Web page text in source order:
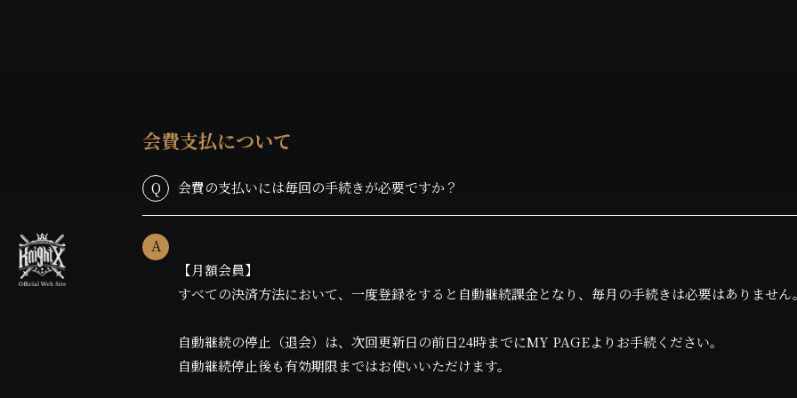
会費支払について
Q 会費の支払いには毎回の手続きが必要ですか？
A
【月額会員】
すべての決済方法において、一度登録をすると自動継続課金となり、毎月の手続きは必要はありません
自動継続の停止（退会）は、次回更新日の前日24時までにMY PAGEよりお手続ください。
自動継続停止後も有効期限まではお使いいただけます。